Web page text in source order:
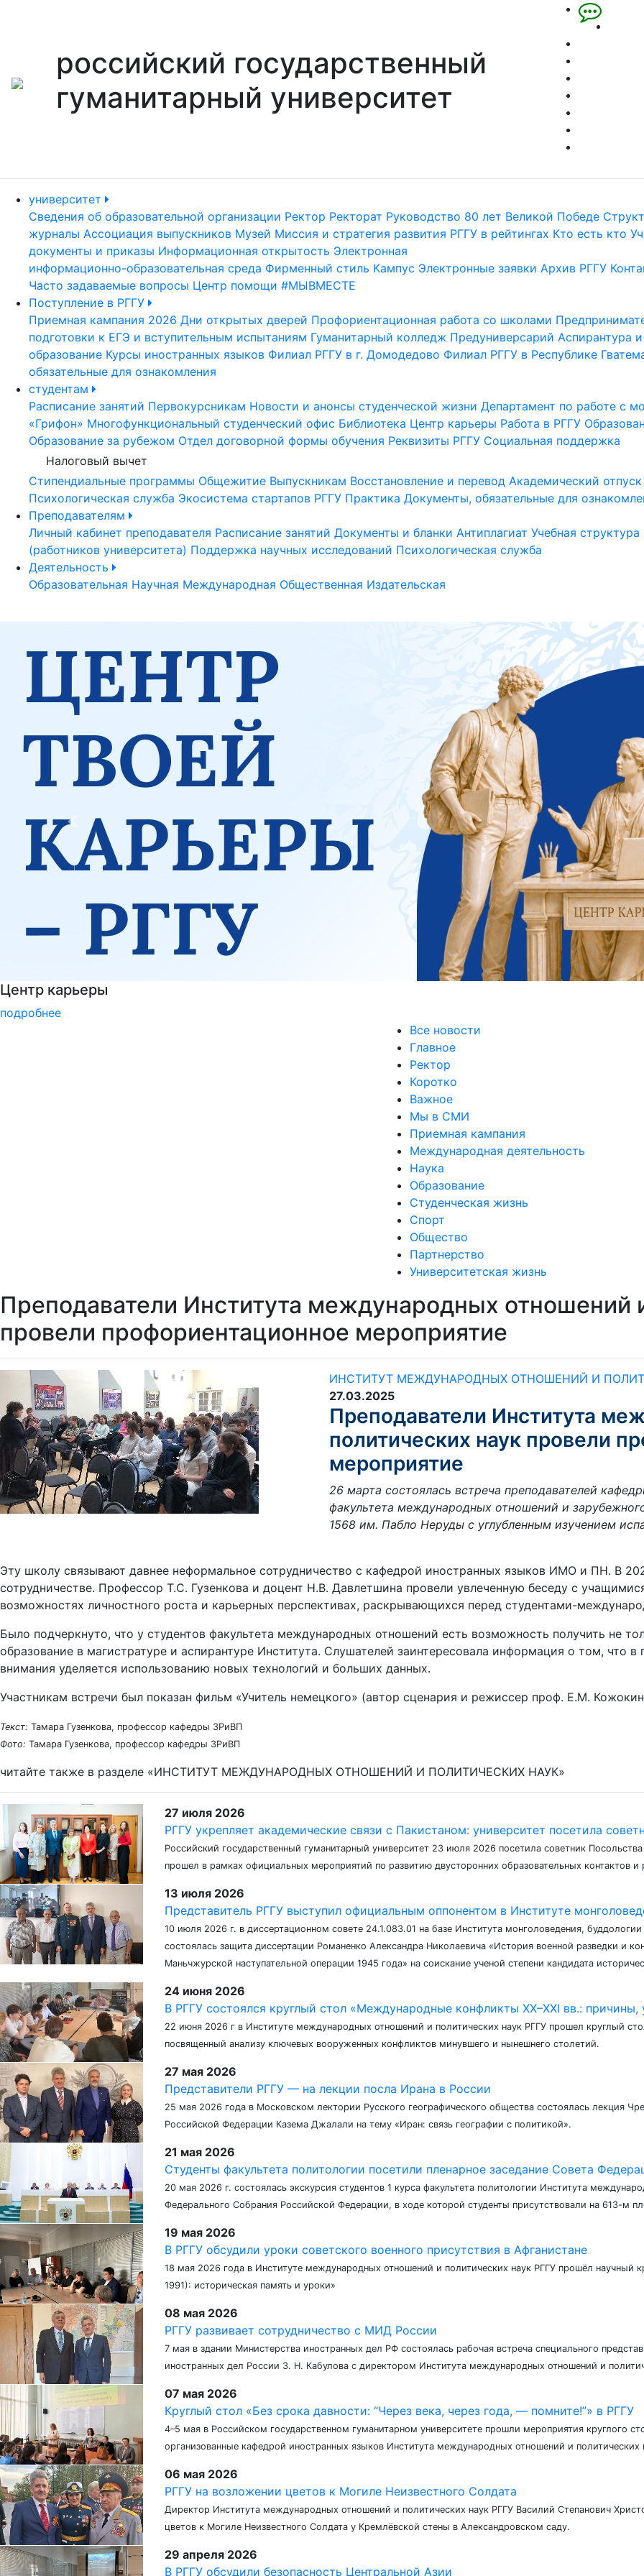
российский государственный
гуманитарный университет
университет
Сведения об образовательной организации Ректор Ректорат Руководство 80 лет Великой Победе
журналы Ассоциация выпускников Музей Миссия и стратегия развития РГГУ в рейтингах Кто есть кто
документы и приказы Информационная открытость Электронная
информационно-образовательная среда Фирменный стиль Кампус Электронные заявки Архив РГГУ
Часто задаваемые вопросы Центр помощи #МЫВМЕСТЕ
Поступление в РГГУ
Приемная кампания 2026 Дни открытых дверей Профориентационная работа со школами
подготовки к ЕГЭ и вступительным испытаниям Гуманитарный колледж Предуниверсарий Аспирантура
образование Курсы иностранных языков Филиал РГГУ в г. Домодедово Филиал РГГУ в Республике
обязательные для ознакомления
студентам
Расписание занятий Первокурсникам Новости и анонсы студенческой жизни Департамент по работе с
«Грифон» Многофункциональный студенческий офис Библиотека Центр карьеры Работа в РГГУ
Образование за рубежом Отдел договорной формы обучения Реквизиты РГГУ Социальная поддержка
Налоговый вычет
Стипендиальные программы Общежитие Выпускникам Восстановление и перевод Академический отпуск
Психологическая служба Экосистема стартапов РГГУ Практика Документы, обязательные для
Преподавателям
Личный кабинет преподавателя Расписание занятий Документы и бланки Антиплагиат Учебная структура
(работников университета) Поддержка научных исследований Психологическая служба
Деятельность
Образовательная Научная Международная Общественная Издательская
Национальные проекты России
подробнее
Previous
Все новости
Главное
Ректор
Коротко
Важное
Мы в СМИ
Приемная кампания
Международная деятельность
Наука
Образование
Студенческая жизнь
Спорт
Общество
Партнерство
Университетская жизнь
Преподаватели Института международных отношений
провели профориентационное мероприятие
ИНСТИТУТ МЕЖДУНАРОДНЫХ ОТНОШЕНИЙ И
27.03.2025
Преподаватели Института
политических наук провели
мероприятие
26 марта состоялась встреча преподавателей
факультета международных отношений и
1568 им. Пабло Неруды с углубленным изучением
Эту школу связывают давнее неформальное сотрудничество с кафедрой иностранных языков ИМО и ПН. В
сотрудничестве. Профессор Т.С. Гузенкова и доцент Н.В. Давлетшина провели увлеченную беседу с
возможностях личностного роста и карьерных перспективах, раскрывающихся перед студентами-
Было подчеркнуто, что у студентов факультета международных отношений есть возможность получить не
образование в магистратуре и аспирантуре Института. Слушателей заинтересовала информация о том, что
внимания уделяется использованию новых технологий и больших данных.
Участникам встречи был показан фильм «Учитель немецкого» (автор сценария и режиссер проф. Е.М.
Текст: Тамара Гузенкова, профессор кафедры ЗРиВП
Фото: Тамара Гузенкова, профессор кафедры ЗРиВП
читайте также в разделе «ИНСТИТУТ МЕЖДУНАРОДНЫХ ОТНОШЕНИЙ И ПОЛИТИЧЕСКИХ НАУК»
27 июля 2026
РГГУ укрепляет академические связи с Пакистаном: университет посетила
Российский государственный гуманитарный университет 23 июля 2026 посетила советник
прошел в рамках официальных мероприятий по развитию двусторонних образовательных контактов
13 июля 2026
Представитель РГГУ выступил официальным оппонентом в Институте
10 июля 2026 г. в диссертационном совете 24.1.083.01 на базе Института монголоведения,
состоялась защита диссертации Романенко Александра Николаевича «История военной разведки и
Маньчжурской наступательной операции 1945 года» на соискание ученой степени кандидата
24 июня 2026
В РГГУ состоялся круглый стол «Международные конфликты XX–XXI вв.: причины,
22 июня 2026 г в Институте международных отношений и политических наук РГГУ прошел круглый
посвященный анализу ключевых вооруженных конфликтов минувшего и нынешнего столетий.
27 мая 2026
Представители РГГУ — на лекции посла Ирана в России
25 мая 2026 года в Московском лектории Русского географического общества состоялась лекция
Российской Федерации Казема Джалали на тему «Иран: связь географии с политикой».
21 мая 2026
Студенты факультета политологии посетили пленарное заседание Совета
20 мая 2026 г. состоялась экскурсия студентов 1 курса факультета политологии Института
Федерального Собрания Российской Федерации, в ходе которой студенты присутствовали на 613-м
19 мая 2026
В РГГУ обсудили уроки советского военного присутствия в Афганистане
18 мая 2026 года в Институте международных отношений и политических наук РГГУ прошёл научный
1991): историческая память и уроки»
08 мая 2026
РГГУ развивает сотрудничество с МИД России
7 мая в здании Министерства иностранных дел РФ состоялась рабочая встреча специального
иностранных дел России З. Н. Кабулова с директором Института международных отношений и
07 мая 2026
Круглый стол «Без срока давности: “Через века, через года, — помните!”» в РГГУ
4–5 мая в Российском государственном гуманитарном университете прошли мероприятия круглого
организованные кафедрой иностранных языков Института международных отношений и политических
06 мая 2026
РГГУ на возложении цветов к Могиле Неизвестного Солдата
Директор Института международных отношений и политических наук РГГУ Василий Степанович
цветов к Могиле Неизвестного Солдата у Кремлёвской стены в Александровском саду.
29 апреля 2026
В РГГУ обсудили безопасность Центральной Азии